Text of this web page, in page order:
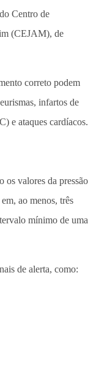
Centro de
(CEJAM), de
correto podem
infartos de
e ataques cardíacos.
os valores da pressão
ao menos, três
mínimo de uma
de alerta, como: